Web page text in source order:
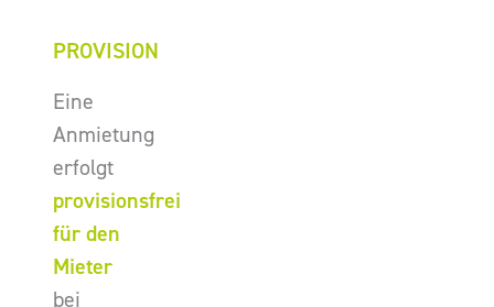
PROVISION
Eine
Anmietung
erfolgt
provisionsfrei
für den
Mieter
bei